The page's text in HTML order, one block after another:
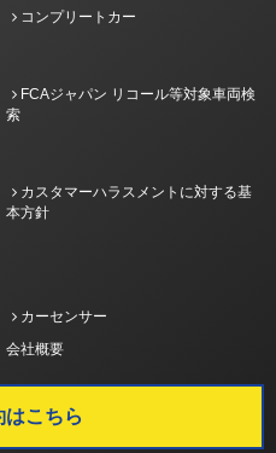
コンプリートカー
FCAジャパン リコール等対象車両検
索
カスタマーハラスメントに対する基
本方針
カーセンサー
会社概要
はこちら